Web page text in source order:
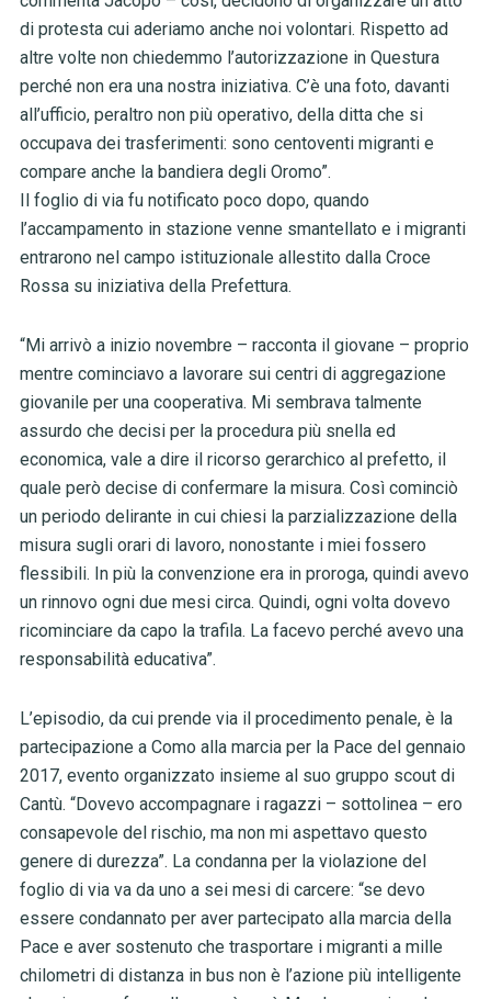
di protesta cui aderiamo anche noi volontari. Rispetto ad
altre volte non chiedemmo l’autorizzazione in Questura
perché non era una nostra iniziativa. C’è una foto, davanti
all’ufficio, peraltro non più operativo, della ditta che si
occupava dei trasferimenti: sono centoventi migranti e
compare anche la bandiera degli Oromo”.
Il foglio di via fu notificato poco dopo, quando
l’accampamento in stazione venne smantellato e i migranti
entrarono nel campo istituzionale allestito dalla Croce
Rossa su iniziativa della Prefettura.
“Mi arrivò a inizio novembre – racconta il giovane – proprio
mentre cominciavo a lavorare sui centri di aggregazione
giovanile per una cooperativa. Mi sembrava talmente
assurdo che decisi per la procedura più snella ed
economica, vale a dire il ricorso gerarchico al prefetto, il
quale però decise di confermare la misura. Così cominciò
un periodo delirante in cui chiesi la parzializzazione della
misura sugli orari di lavoro, nonostante i miei fossero
flessibili. In più la convenzione era in proroga, quindi avevo
un rinnovo ogni due mesi circa. Quindi, ogni volta dovevo
ricominciare da capo la trafila. La facevo perché avevo una
responsabilità educativa”.
L’episodio, da cui prende via il procedimento penale, è la
partecipazione a Como alla marcia per la Pace del gennaio
2017, evento organizzato insieme al suo gruppo scout di
Cantù. “Dovevo accompagnare i ragazzi – sottolinea – ero
consapevole del rischio, ma non mi aspettavo questo
genere di durezza”. La condanna per la violazione del
foglio di via va da uno a sei mesi di carcere: “se devo
essere condannato per aver partecipato alla marcia della
Pace e aver sostenuto che trasportare i migranti a mille
chilometri di distanza in bus non è l’azione più intelligente